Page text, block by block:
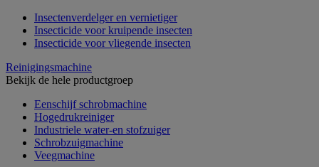
Insectenverdelger en vernietiger
Insecticide voor kruipende insecten
Insecticide voor vliegende insecten
Reinigingsmachine
Bekijk de hele productgroep
Eenschijf schrobmachine
Hogedrukreiniger
Industriele water-en stofzuiger
Schrobzuigmachine
Veegmachine